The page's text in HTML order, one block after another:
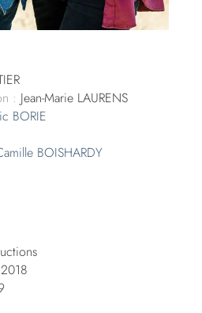
: Jean-Marie LAURENS
BORIE
BOISHARDY
2018